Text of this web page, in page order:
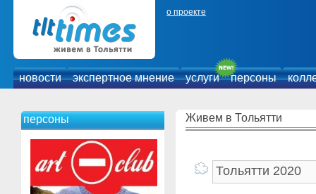
о проекте
новости экспертное мнение услуги персоны
персоны Живем в Тольятти